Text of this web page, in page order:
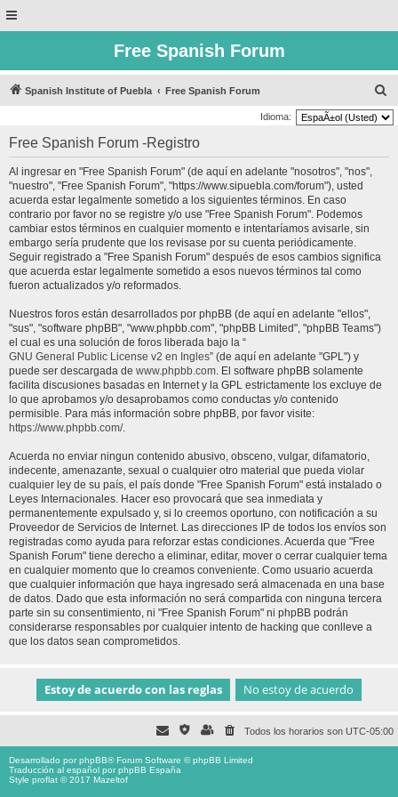
Free Spanish Forum
Spanish Institute of Puebla Free Spanish Forum
u
Idioma:
Free Spanish Forum -Registro
Al ingresar en "Free Spanish Forum" (de aquí en adelante "nosotros", "nos",
"nuestro", "Free Spanish Forum", "https://www.sipuebla.com/forum"), usted
acuerda estar legalmente sometido a los siguientes términos. En caso
contrario por favor no se registre y/o use "Free Spanish Forum". Podemos
cambiar estos términos en cualquier momento e intentaríamos avisarle, sin
embargo sería prudente que los revisase por su cuenta periódicamente.
Seguir registrado a "Free Spanish Forum" después de esos cambios significa
que acuerda estar legalmente sometido a esos nuevos términos tal como
fueron actualizados y/o reformados.
Nuestros foros están desarrollados por phpBB (de aquí en adelante "ellos",
"sus", "software phpBB", "www.phpbb.com", "phpBB Limited", "phpBB Teams")
el cual es una solución de foros liberada bajo la “
GNU General Public License v2 en Ingles” (de aquí en adelante "GPL") y
puede ser descargada de www.phpbb.com. El software phpBB solamente
facilita discusiones basadas en Internet y la GPL estrictamente los excluye de
lo que aprobamos y/o desaprobamos como conductas y/o contenido
permisible. Para más información sobre phpBB, por favor visite:
https://www.phpbb.com/.
Acuerda no enviar ningun contenido abusivo, obsceno, vulgar, difamatorio,
indecente, amenazante, sexual o cualquier otro material que pueda violar
cualquier ley de su país, el país donde "Free Spanish Forum" está instalado o
Leyes Internacionales. Hacer eso provocará que sea inmediata y
permanentemente expulsado y, si lo creemos oportuno, con notificación a su
Proveedor de Servicios de Internet. Las direcciones IP de todos los envíos son
registradas como ayuda para reforzar estas condiciones. Acuerda que "Free
Spanish Forum" tiene derecho a eliminar, editar, mover o cerrar cualquier tema
en cualquier momento que lo creamos conveniente. Como usuario acuerda
que cualquier información que haya ingresado será almacenada en una base
de datos. Dado que esta información no será compartida con ninguna tercera
parte sin su consentimiento, ni "Free Spanish Forum" ni phpBB podrán
considerarse responsables por cualquier intento de hacking que conlleve a
que los datos sean comprometidos.
Todos los horarios son UTC-05:00
Desarrollado porphpBB® Forum Software © phpBB Limited
Traducción al español porphpBB España
Style proflat © 2017 Mazeltof